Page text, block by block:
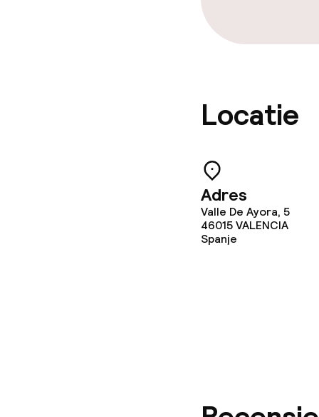
Beleid
Borg bij
Locatie
Adres
Valle De Ayora, 5
46015VALENCIA
Spanje